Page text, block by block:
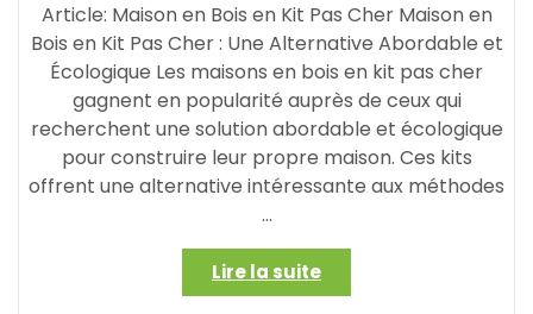
Article: Maison en Bois en Kit Pas Cher Maison en
Bois en Kit Pas Cher : Une Alternative Abordable et
Écologique Les maisons en bois en kit pas cher
gagnent en popularité auprès de ceux qui
recherchent une solution abordable et écologique
pour construire leur propre maison. Ces kits
offrent une alternative intéressante aux méthodes
…
Lire la suite« Construisez
votre